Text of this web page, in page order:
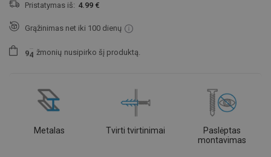
Pristatymas iš: 4.99 €
Grąžinimas net iki 100 dienų
94 žmonių nusipirko šį produktą.
Metalas Tvirti tvirtinimai
Paslėptas
montavimas